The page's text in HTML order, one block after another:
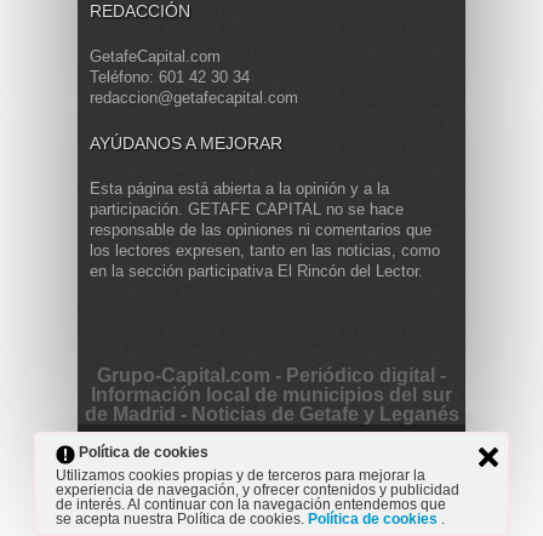
REDACCIÓN
GetafeCapital.com
Teléfono: 601 42 30 34
redaccion@getafecapital.com
AYÚDANOS A MEJORAR
Esta página está abierta a la opinión y a la
participación. GETAFE CAPITAL no se hace
responsable de las opiniones ni comentarios que
los lectores expresen, tanto en las noticias, como
en la sección participativa El Rincón del Lector.
Grupo-Capital.com - Periódico digital -
Información local de municipios del sur
de Madrid - Noticias de Getafe y Leganés
Copyright © 2013 Getafe Capital. Powered by
Project
Opinión Actualidad Cultura Deportes
Entrevista
Reportaje
Secciones
Política de cookies
Utilizamos cookies propias y de terceros para mejorar la
experiencia de navegación, y ofrecer contenidos y publicidad
de interés. Al continuar con la navegación entendemos que
se acepta nuestra Política de cookies. Política de cookies .